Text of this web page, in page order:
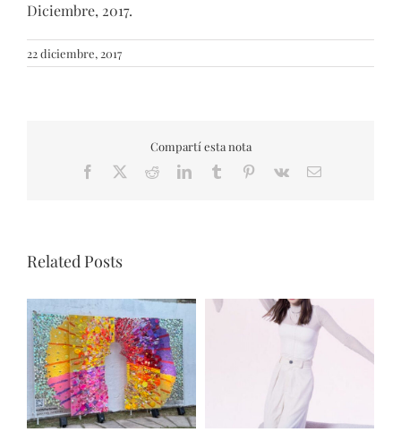
Diciembre, 2017.
22 diciembre, 2017
Compartí esta nota
Facebook RedditLinkedInTumblr Pinterest
Vk Email
Related Posts